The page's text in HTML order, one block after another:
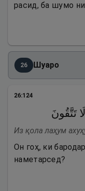
расид, ба шумо
26 Шуаро
26:124
تَتَّقُونَ
Из қола лаҳум
Он гоҳ, ки
наметарсед?